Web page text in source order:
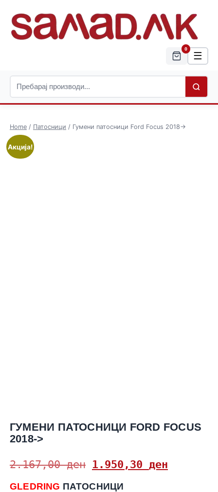
0
☰
Home / Патосници / Гумени патосници Ford Focus 2018->
Акција!
ГУМЕНИ ПАТОСНИЦИ FORD FOCUS
2018->
2.167,00ден 1.950,30 ден
GLEDRING ПАТОСНИЦИ